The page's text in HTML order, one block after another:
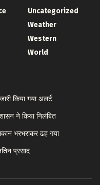
Uncategorized
Weather
Western
World
किया गया अलर्ट
ने किया निलंबित
भरभराकर ढह गया
प्रसाद